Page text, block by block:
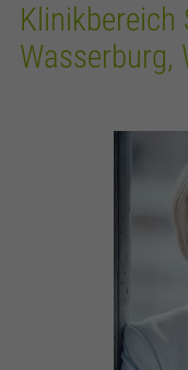
Klinikbereich
Wasserburg,